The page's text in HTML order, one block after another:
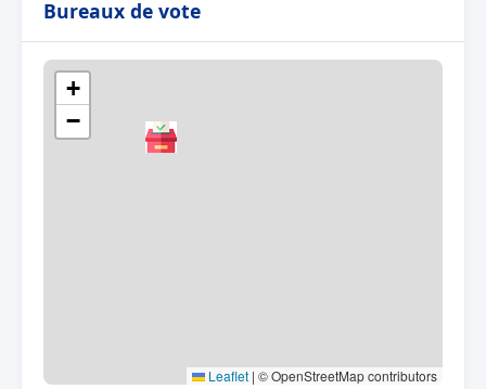
Bureaux de vote
+
−
Leaflet | © OpenStreetMap contributors